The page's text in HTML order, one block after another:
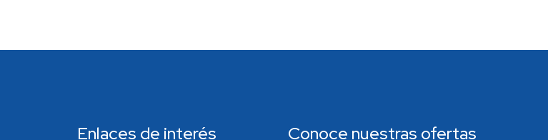
Enlaces de interés Conoce nuestras ofertas